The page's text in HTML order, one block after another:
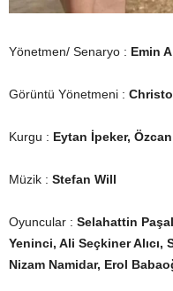
Yönetmen/ Senaryo : Emin
Görüntü Yönetmeni :
Kurgu : Eytan İpeker,
Müzik : Stefan Will
Oyuncular : Selahattin
Yeninci, Ali Seçkiner Alıcı,
Nizam Namidar, Erol